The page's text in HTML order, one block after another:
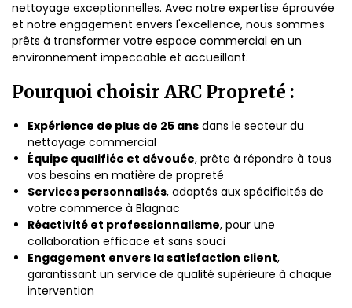
nettoyage exceptionnelles. Avec notre expertise éprouvée
et notre engagement envers l'excellence, nous sommes
prêts à transformer votre espace commercial en un
environnement impeccable et accueillant.
Pourquoi choisir ARC Propreté :
Expérience de plus de 25 ans dans le secteur du
nettoyage commercial
Équipe qualifiée et dévouée, prête à répondre à tous
vos besoins en matière de propreté
Services personnalisés, adaptés aux spécificités de
votre commerce à Blagnac
Réactivité et professionnalisme, pour une
collaboration efficace et sans souci
Engagement envers la satisfaction client,
garantissant un service de qualité supérieure à chaque
intervention